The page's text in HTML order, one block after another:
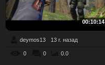
00:10:14
deymos13 13 г. назад
0 0 0.0